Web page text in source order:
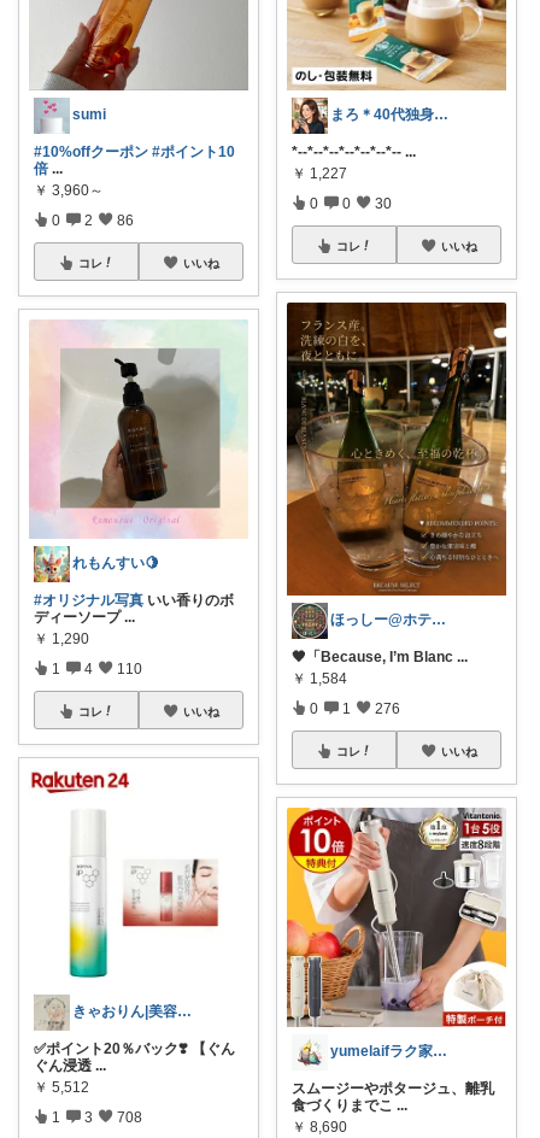
sumi
#10%offクーポン #ポイント10
倍 ...
￥ 3,960～
0 2 86
コレ いいね
れもんすい🍋
#オリジナル写真 いい香りのボ
ディーソープ ...
￥ 1,290
1 4 110
コレ いいね
きゃおりん|美容好き3児ママ
✅ポイント20％バック❣️ 【ぐん
ぐん浸透 ...
￥ 5,512
1 3 708
まろ＊40代独身シンプルライフ
*--*--*--*--*--*--*-- ...
￥ 1,227
0 0 30
コレ いいね
ほっしー@ホテルのような家を目指して
🖤「Because, I’m Blanc ...
￥ 1,584
0 1 276
コレ いいね
yumelaifラク家事×キレイ習慣
スムージーやポタージュ、離乳
食づくりまでこ ...
￥ 8,690